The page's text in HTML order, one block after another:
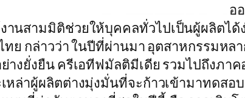
อ
นสามมิติช่วยให้บุคคลทั่วไปเป็นผู้ผลิตไ
ทย กล่าวว่า ในปีที่ผ่านมา อุตสาหกรรม
งยั่งยืน ครีเอทีฟมัลติมีเดีย รวมไปถึงภา
หล่าผู้ผลิตต่างมุ่งมั่นที่จะก้าวเข้ามาทดส